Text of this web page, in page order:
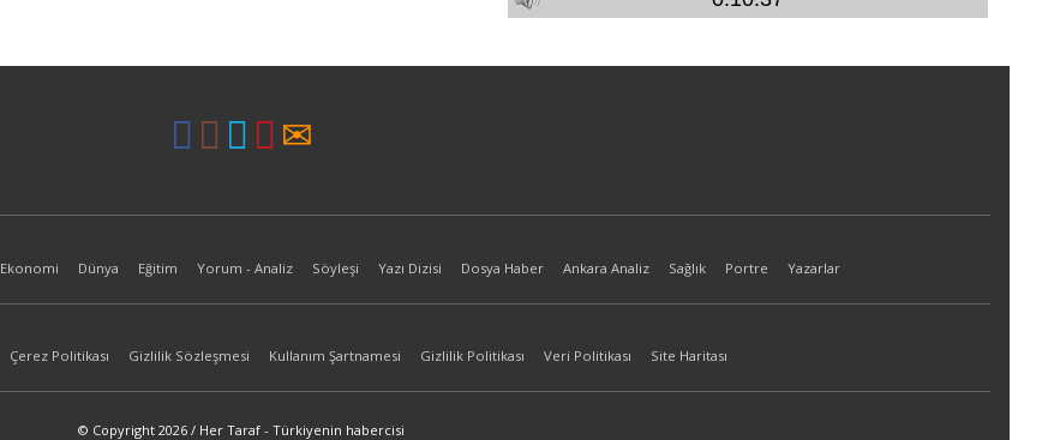
Ekonomi Dünya Eğitim Yorum - Analiz Söyleşi Yazı Dizisi Dosya Haber Ankara Analiz Sağlık Portre Yazarlar
Çerez Politikası Gizlilik Sözleşmesi Kullanım Şartnamesi Gizlilik Politikası Veri Politikası Site Haritası
© Copyright 2026 / Her Taraf - Türkiyenin habercisi